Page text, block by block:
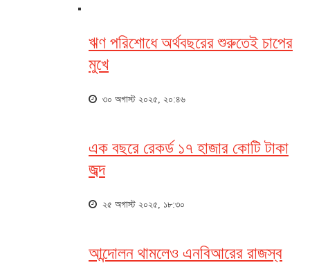
ঋণ পরিশোধে অর্থবছরের শুরুতেই চাপের
মুখে
৩০ অগাস্ট ২০২৫, ২০:৪৬
এক বছরে রেকর্ড ১৭ হাজার কোটি টাকা
জব্দ
২৫ অগাস্ট ২০২৫, ১৮:৩০
আন্দোলন থামলেও এনবিআরের রাজস্ব